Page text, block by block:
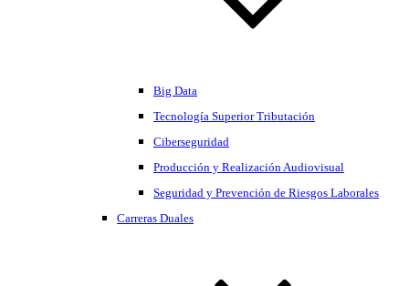
Big Data
Tecnología Superior Tributación
Ciberseguridad
Producción y Realización Audiovisual
Seguridad y Prevención de Riesgos Laborales
Carreras Duales